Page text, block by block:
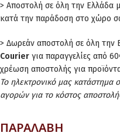
> Αποστολή σε όλη την Ελλάδα
κατά την παράδοση στο χώρο
> Δωρεάν αποστολή σε όλη
Courier για παραγγελίες από
χρέωση αποστολής για
Το ηλεκτρονικό μας κατάστημα
αγορών για το κόστος
ΠΑΡΑΛΑΒΗ